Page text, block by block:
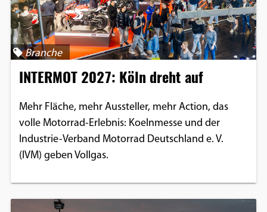
Branche
INTERMOT 2027: Köln dreht auf
Mehr Fläche, mehr Aussteller, mehr Action, das
volle Motorrad-Erlebnis: Koelnmesse und der
Industrie-Verband Motorrad Deutschland e. V.
(IVM) geben Vollgas.